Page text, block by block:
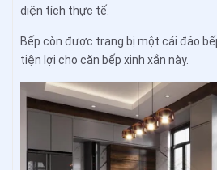
diện tích thực tế.
Bếp còn được trang bị một cái đảo
tiện lợi cho căn bếp xinh xắn này.